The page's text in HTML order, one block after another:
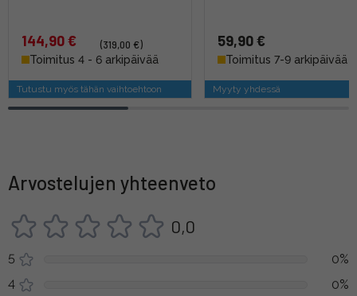
144,90 €
(319,00 €)
Toimitus 4 - 6 arkipäivää
Tutustu myös tähän vaihtoehtoon
59,90 €
Toimitus 7-9 arkipäivää
Myyty yhdessä
Arvostelujen yhteenveto
0,0
5
0%
4
0%